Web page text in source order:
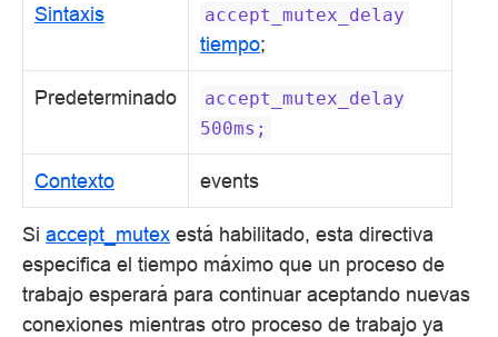
Sintaxis accept_mutex_delay
tiempo;
Predeterminado
accept_mutex_delay
500ms;
Contexto events
Si accept_mutex está habilitado, esta directiva
especifica el tiempo máximo que un proceso de
trabajo esperará para continuar aceptando nuevas
conexiones mientras otro proceso de trabajo ya